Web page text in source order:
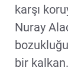
karşı
Nuray
bir